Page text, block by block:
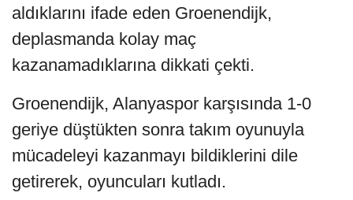
aldıklarını ifade eden Groenendijk,
deplasmanda kolay maç
kazanamadıklarına dikkati çekti.
Groenendijk, Alanyaspor karşısında 1-0
geriye düştükten sonra takım oyunuyla
mücadeleyi kazanmayı bildiklerini dile
getirerek, oyuncuları kutladı.